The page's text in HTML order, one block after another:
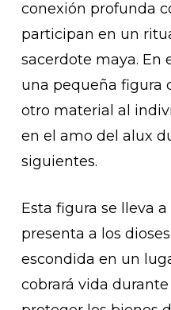
conexión profunda
participan en un
sacerdote maya. En
una pequeña figura
otro material al
en el amo del alux
siguientes.
Esta figura se lleva
presenta a los
escondida en un
cobrará vida